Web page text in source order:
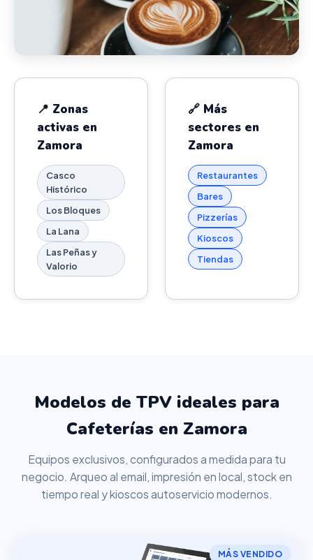
📍 Zonas
activas en
Zamora
Casco
Histórico
Los Bloques
La Lana
Las Peñas y
Valorio
🔗 Más
sectores en
Zamora
Restaurantes
Bares
Pizzerías
Kioscos
Tiendas
Modelos de TPV ideales para
Cafeterías en Zamora
Equipos exclusivos, configurados a medida para tu
negocio. Arqueo al email, impresión en local, stock en
tiempo real y kioscos autoservicio modernos.
MÁS VENDIDO